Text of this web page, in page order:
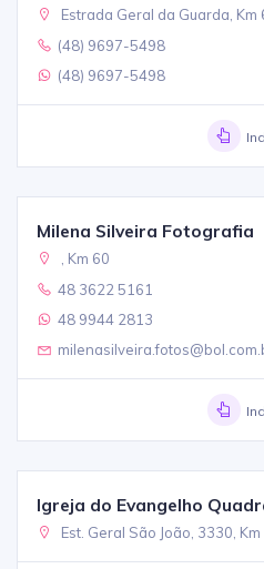
Estrada Geral da Guarda, Km
(48) 9697-5498
(48) 9697-5498
Milena Silveira Fotografia
, Km 60
48 3622 5161
48 9944 2813
Igreja do Evangelho
Est. Geral São João, 3330, Km